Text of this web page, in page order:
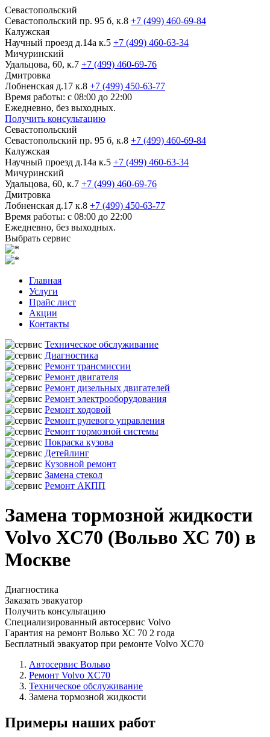
Севастопольский
Севастопольский пр. 95 б, к.8 +7 (499) 460-69-84
Калужская
Научный проезд д.14а к.5 +7 (499) 460-63-34
Мичуринский
Удальцова, 60, к.7 +7 (499) 460-69-76
Дмитровка
Лобненская д.17 к.8 +7 (499) 450-63-77
Время работы: с 08:00 до 22:00
Ежедневно, без выходных.
Получить консультацию
Севастопольский
Севастопольский пр. 95 б, к.8 +7 (499) 460-69-84
Калужская
Научный проезд д.14а к.5 +7 (499) 460-63-34
Мичуринский
Удальцова, 60, к.7 +7 (499) 460-69-76
Дмитровка
Лобненская д.17 к.8 +7 (499) 450-63-77
Время работы: с 08:00 до 22:00
Ежедневно, без выходных.
Выбрать сервис
Главная
Услуги
Прайс лист
Акции
Контакты
Техническое обслуживание
Диагностика
Ремонт трансмиссии
Ремонт двигателя
Ремонт дизельных двигателей
Ремонт электрооборудования
Ремонт ходовой
Ремонт рулевого управления
Ремонт тормозной системы
Покраска кузова
Детейлинг
Кузовной ремонт
Замена стекол
Ремонт АКПП
Замена тормозной жидкости
Volvo XC70 (Вольво ХС 70) в
Москве
Диагностика
Заказать эвакуатор
Получить консультацию
Специализированный автосервис Volvo
Гарантия на ремонт Вольво ХС 70 2 года
Бесплатный эвакуатор при ремонте Volvo XC70
Автосервис Вольво
Ремонт Volvo XC70
Техническое обслуживание
Замена тормозной жидкости
Примеры наших работ